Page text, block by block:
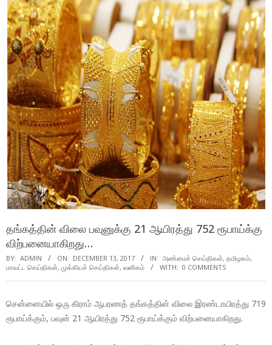
தங்கத்தின் விலை பவுனுக்கு 21 ஆயிரத்து 752 ரூபாய்க்கு
விற்பனையாகிறது…
BY: ADMIN ON: DECEMBER 13, 2017 IN: அண்மைச் செய்திகள், தமிழகம்,
மாவட்ட செய்திகள், முக்கியச் செய்திகள், வனிகம் WITH: 0 COMMENTS
சென்னையில் ஒரு கிராம் ஆபரணத் தங்கத்தின் விலை இரண்டாயிரத்து 719
ரூபாய்க்கும், பவுன் 21 ஆயிரத்து 752 ரூபாய்க்கும் விற்பனையாகிறது.